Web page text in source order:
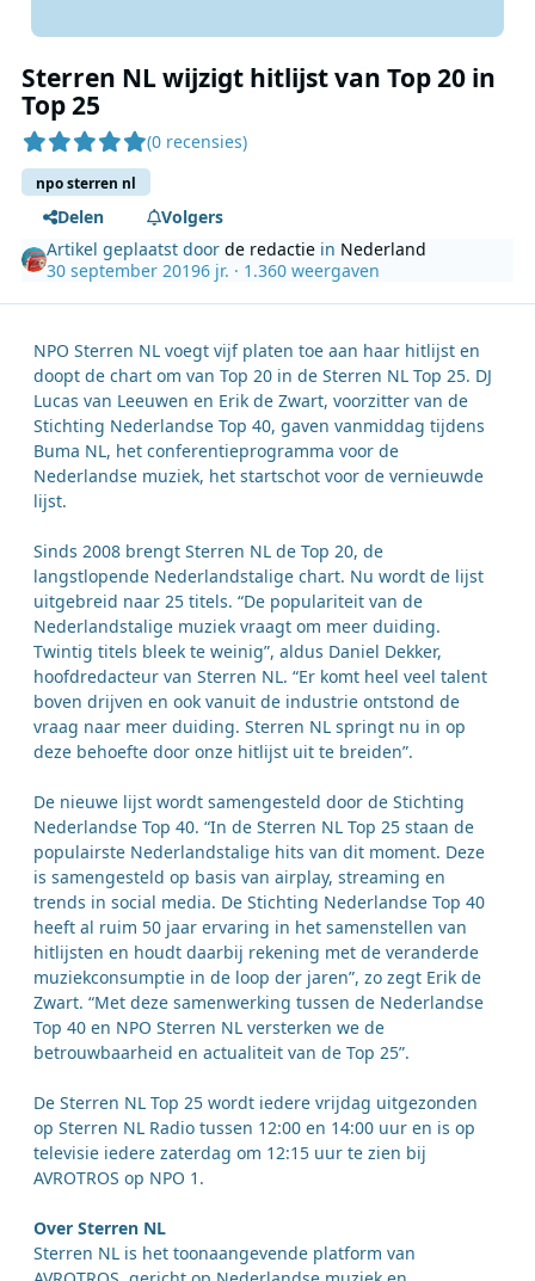
Sterren NL wijzigt hitlijst van Top 20 in
Top 25
(0 recensies)
npo sterren nl
Delen
Volgers
Artikel geplaatst doorde redactie in Nederland
30 september 20196 jr. · 1.360 weergaven
NPO Sterren NL voegt vijf platen toe aan haar hitlijst en
doopt de chart om van Top 20 in de Sterren NL Top 25. DJ
Lucas van Leeuwen en Erik de Zwart, voorzitter van de
Stichting Nederlandse Top 40, gaven vanmiddag tijdens
Buma NL, het conferentieprogramma voor de
Nederlandse muziek, het startschot voor de vernieuwde
lijst.
Sinds 2008 brengt Sterren NL de Top 20, de
langstlopende Nederlandstalige chart. Nu wordt de lijst
uitgebreid naar 25 titels. “De populariteit van de
Nederlandstalige muziek vraagt om meer duiding.
Twintig titels bleek te weinig”, aldus Daniel Dekker,
hoofdredacteur van Sterren NL. “Er komt heel veel talent
boven drijven en ook vanuit de industrie ontstond de
vraag naar meer duiding. Sterren NL springt nu in op
deze behoefte door onze hitlijst uit te breiden”.
De nieuwe lijst wordt samengesteld door de Stichting
Nederlandse Top 40. “In de Sterren NL Top 25 staan de
populairste Nederlandstalige hits van dit moment. Deze
is samengesteld op basis van airplay, streaming en
trends in social media. De Stichting Nederlandse Top 40
heeft al ruim 50 jaar ervaring in het samenstellen van
hitlijsten en houdt daarbij rekening met de veranderde
muziekconsumptie in de loop der jaren”, zo zegt Erik de
Zwart. “Met deze samenwerking tussen de Nederlandse
Top 40 en NPO Sterren NL versterken we de
betrouwbaarheid en actualiteit van de Top 25”.
De Sterren NL Top 25 wordt iedere vrijdag uitgezonden
op Sterren NL Radio tussen 12:00 en 14:00 uur en is op
televisie iedere zaterdag om 12:15 uur te zien bij
AVROTROS op NPO 1.
Over Sterren NL
Sterren NL is het toonaangevende platform van